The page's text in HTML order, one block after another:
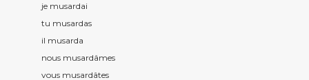
je musardai
tu musardas
il musarda
nous musardâmes
vous musardâtes